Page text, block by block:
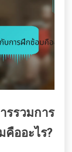
รรวมการ
คืออะไร?